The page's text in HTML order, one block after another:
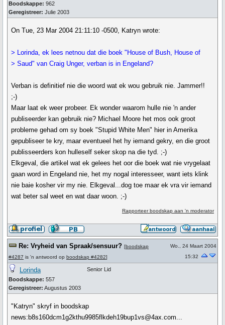
Boodskappe: 962
Geregistreer: Julie 2003
On Tue, 23 Mar 2004 21:11:10 -0500, Katryn wrote:
> Lorinda, ek lees netnou dat die boek "House of Bush, House of
> Saud" van Craig Unger, verban is in Engeland?
Verban is definitief nie die woord wat ek wou gebruik nie. Jammer!!
;-)
Maar laat ek weer probeer. Ek wonder waarom hulle nie 'n ander
publiseerder kan gebruik nie? Michael Moore het mos ook groot
probleme gehad om sy boek "Stupid White Men" hier in Amerika
gepubliseer te kry, maar eventueel het hy iemand gekry, en die groot
publisseerders kon hulleself seker skop na die tyd. ;-)
Elkgeval, die artikel wat ek gelees het oor die boek wat nie vrygelaat
gaan word in Engeland nie, het my nogal interesseer, want iets klink
nie baie kosher vir my nie. Elkgeval...dog toe maar ek vra vir iemand
wat beter sal weet en wat daar woon. ;-)
Rapporteer boodskap aan 'n moderator
Re: Vryheid van Spraak/sensuur? [boodskap
#4287 is 'n antwoord op boodskap #4282]
Wo., 24 Maart 2004
15:32
Lorinda
Boodskappe: 557
Geregistreer: Augustus 2003
Senior Lid
"Katryn" skryf in boodskap
news:b8s160dcm1g2kthu9985flkdeh19bup1vs@4ax.com...